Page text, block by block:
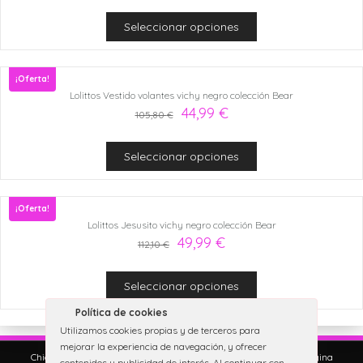
Seleccionar opciones
¡Oferta!
Lolittos Vestido volantes vichy negro colección Bear
105,80€ 44,99 €
Seleccionar opciones
¡Oferta!
Lolittos Jesusito vichy negro colección Bear
112,10€ 49,99 €
Seleccionar opciones
Chicoleta Moda Infantil. Copyright © 2023. All rights reserved. Página
Política de cookies
Utilizamos cookies propias y de terceros para
mejorar la experiencia de navegación, y ofrecer